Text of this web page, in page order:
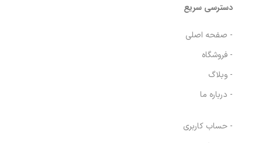
دسترسی سریع
- صفحه اصلی
- فروشگاه
- وبلاگ
- درباره ما
- حساب کاربری